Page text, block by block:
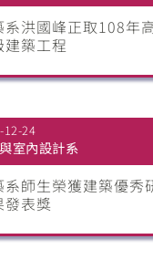
系洪國峰正取108年
建築工程
12-24
室內設計系
系師生榮獲建築優秀
發表獎